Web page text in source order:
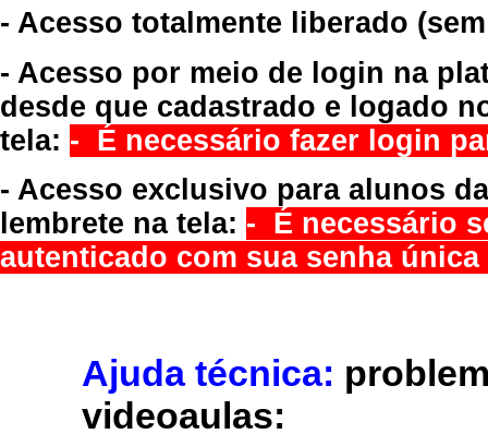
- Acesso totalmente liberado
- Acesso por meio de login na
desde que cadastrado e logado
tela: - É necessário fazer login
- Acesso exclusivo para alunos
lembrete na tela: - É necessário
autenticado com sua senha
Ajuda técnica:
videoaulas: